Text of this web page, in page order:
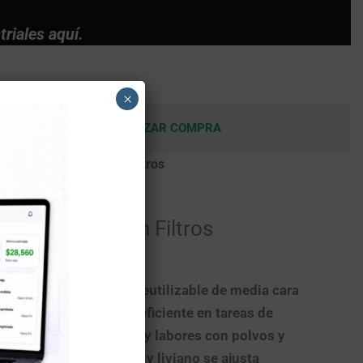
aquí.
FINALIZAR COMPRA
Reutilizable ASA con Filtros
ASA con Filtros
es una
máscara reutilizable de media cara
respiratoria eficienteen tareas de
metalmecánica y labores con polvos y
cuerpo
ergonómico y liviano se ajusta
×